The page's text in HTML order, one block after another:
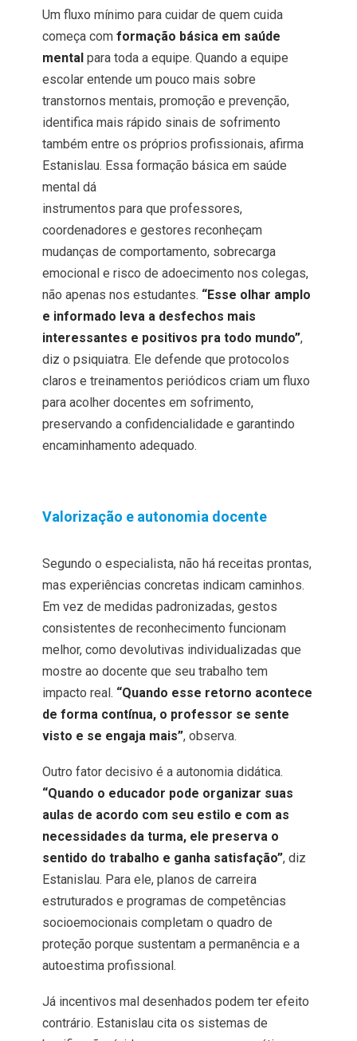
Um fluxo mínimo para cuidar de quem cuida
começa com formação básica em saúde
mentalpara toda a equipe. Quando a equipe
escolar entende um pouco mais sobre
transtornos mentais, promoção e prevenção,
identifica mais rápido sinais de sofrimento
também entre os próprios profissionais, afirma
Estanislau. Essa formação básica em saúde
mental dá
instrumentos para que professores,
coordenadores e gestores reconheçam
mudanças de comportamento, sobrecarga
emocional e risco de adoecimento nos colegas,
não apenas nos estudantes. “Esse olhar amplo
e informado leva a desfechos mais
interessantes e positivos pra todo mundo”,
diz o psiquiatra. Ele defende que protocolos
claros e treinamentos periódicos criam um fluxo
para acolher docentes em sofrimento,
preservando a confidencialidade e garantindo
encaminhamento adequado.
Valorização e autonomia docente
Segundo o especialista, não há receitas prontas,
mas experiências concretas indicam caminhos.
Em vez de medidas padronizadas, gestos
consistentes de reconhecimento funcionam
melhor, como devolutivas individualizadas que
mostre ao docente que seu trabalho tem
impacto real. “Quando esse retorno acontece
de forma contínua, o professor se sente
visto e se engaja mais”, observa.
Outro fator decisivo é a autonomia didática.
“Quando o educador pode organizar suas
aulas de acordo com seu estilo e com as
necessidades da turma, ele preserva o
sentido do trabalho e ganha satisfação”, diz
Estanislau. Para ele, planos de carreira
estruturados e programas de competências
socioemocionais completam o quadro de
proteção porque sustentam a permanência e a
autoestima profissional.
Já incentivos mal desenhados podem ter efeito
contrário. Estanislau cita os sistemas de